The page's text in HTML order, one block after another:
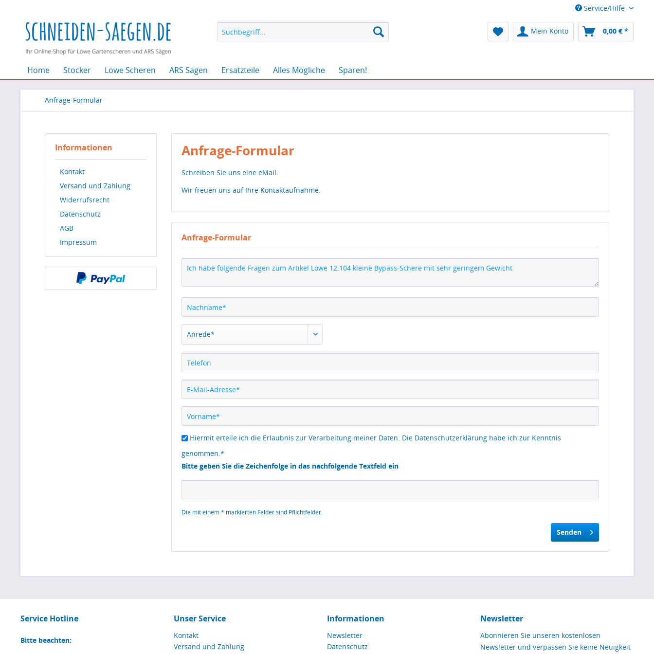
Service/Hilfe
Mein Konto 0,00 € *
Home Stocker Löwe Scheren ARS Sägen Ersatzteile Alles Mögliche Sparen!
Anfrage-Formular
Informationen
Kontakt
Versand und Zahlung
Widerrufsrecht
Datenschutz
AGB
Impressum
Anfrage-Formular
Schreiben Sie uns eine eMail.
Wir freuen uns auf Ihre Kontaktaufnahme.
Anfrage-Formular
Hiermit erteile ich die Erlaubnis zur Verarbeitung meiner Daten. Die Datenschutzerklärung habe ich zur Kenntnis
genommen.*
Bitte geben Sie die Zeichenfolge in das nachfolgende Textfeld ein
Die mit einem * markierten Felder sind Pflichtfelder.
Senden
Service Hotline
Bitte beachten:
Unser Service
Kontakt
Versand und Zahlung
Informationen
Newsletter
Datenschutz
Newsletter
Abonnieren Sie unseren kostenlosen
Newsletter und verpassen Sie keine Neuigkeit